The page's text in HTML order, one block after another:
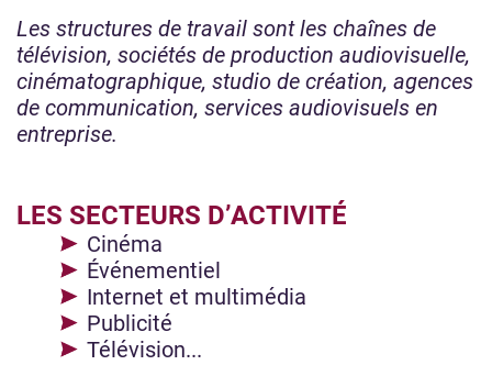
Les structures de travail sont les chaînes de
télévision, sociétés de production audiovisuelle,
cinématographique, studio de création, agences
de communication, services audiovisuels en
entreprise.
LES SECTEURS D’ACTIVITÉ
Cinéma
Événementiel
Internet et multimédia
Publicité
Télévision...